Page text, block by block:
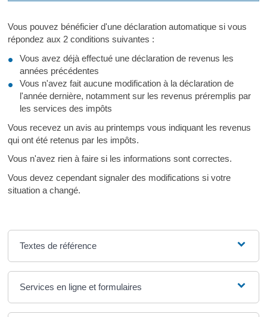
Vous pouvez bénéficier d'une déclaration automatique si vous
répondez aux 2 conditions suivantes :
Vous avez déjà effectué une déclaration de revenus les
années précédentes
Vous n'avez fait aucune modification à la déclaration de
l'année dernière, notamment sur les revenus préremplis par
les services des impôts
Vous recevez un avis au printemps vous indiquant les revenus
qui ont été retenus par les impôts.
Vous n'avez rien à faire si les informations sont correctes.
Vous devez cependant signaler des modifications si votre
situation a changé.
Textes de référence
Services en ligne et formulaires